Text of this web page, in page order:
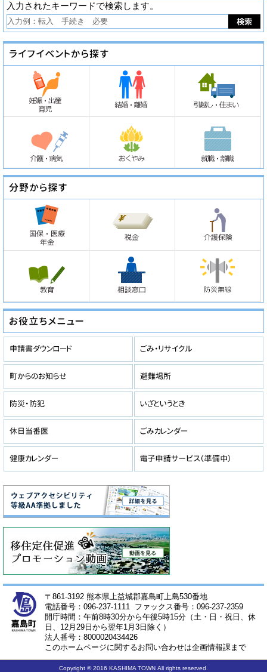
入力されたキーワードで検索します。
〒861-3192 熊本県上益城郡嘉島町上島530番地
電話番号：096-237-1111 ファックス番号：096-237-2359
開庁時間：午前8時30分から午後5時15分（土・日・祝日、休
日、12月29日から翌年1月3日除く）
法人番号：8000020434426
このホームページに関するお問い合わせは企画情報課まで
Copyright © 2016 KASHIMA TOWN All rights reserved.